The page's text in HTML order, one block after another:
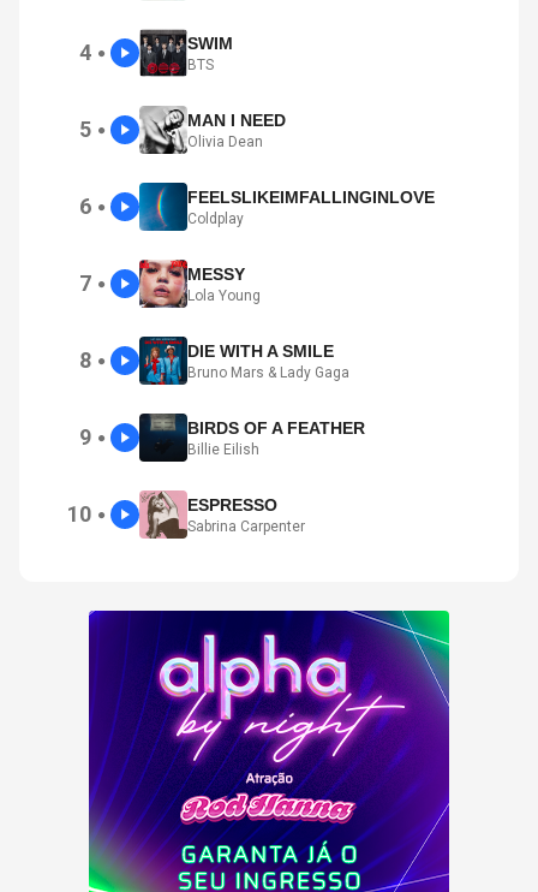
4 ● SWIM
BTS
5 ● MAN I NEED
Olivia Dean
6 ● FEELSLIKEIMFALLINGINLOVE
Coldplay
7 ● MESSY
Lola Young
8 ● DIE WITH A SMILE
Bruno Mars & Lady Gaga
9 ● BIRDS OF A FEATHER
Billie Eilish
10 ● ESPRESSO
Sabrina Carpenter